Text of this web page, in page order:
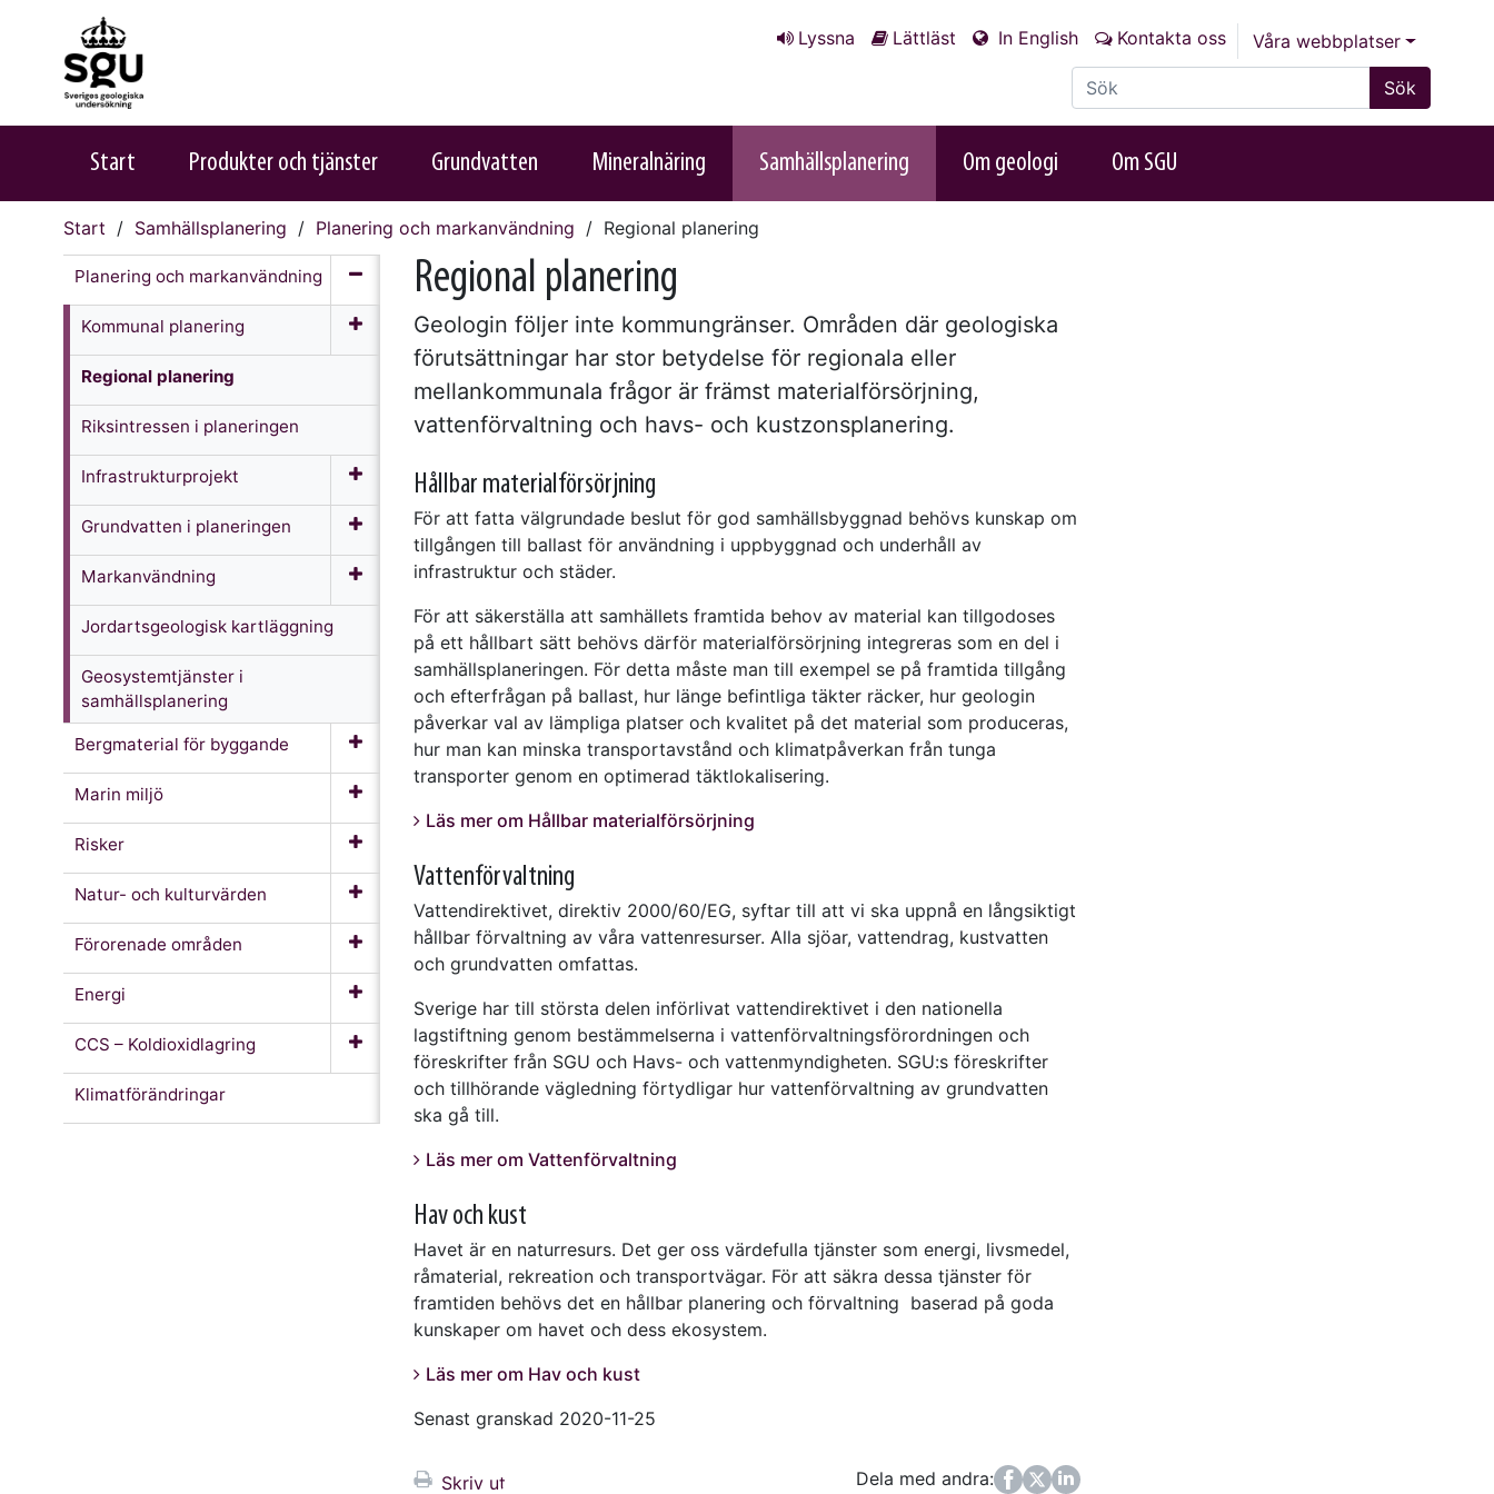
Lyssna Lättläst In English Kontakta oss
Våra webbplatser
Sök på sajten
Sök
Start Produkter och tjänster Grundvatten Mineralnäring Samhällsplanering Om geologi Om SGU
Start Samhällsplanering Planering och markanvändning Regional planering
Planering och markanvändning
Kommunal planering
Regional planering
Riksintressen i planeringen
Infrastruktur­projekt
Grundvatten i planeringen
Markanvändning
Jordarts­geologisk kartläggning
Geosystemtjänster i
samhällsplanering
Bergmaterial för byggande
Marin miljö
Risker
Natur- och kulturvärden
Förorenade områden
Energi
CCS – Koldioxidlagring
Klimatförändringar
Regional planering
Geologin följer inte kommungränser. Områden där geologiska
förutsättningar har stor betydelse för regionala eller
mellankommunala frågor är främst materialförsörjning,
vattenförvaltning och havs- och kustzonsplanering.
Hållbar materialförsörjning
För att fatta välgrundade beslut för god samhällsbyggnad behövs kunskap om
tillgången till ballast för användning i uppbyggnad och underhåll av
infrastruktur och städer.
För att säkerställa att samhällets framtida behov av material kan tillgodoses
på ett hållbart sätt behövs därför materialförsörjning integreras som en del i
samhällsplaneringen. För detta måste man till exempel se på framtida tillgång
och efterfrågan på ballast, hur länge befintliga täkter räcker, hur geologin
påverkar val av lämpliga platser och kvalitet på det material som produceras,
hur man kan minska transportavstånd och klimatpåverkan från tunga
transporter genom en optimerad täktlokalisering.
Läs mer om Hållbar materialförsörjning
Vattenförvaltning
Vattendirektivet, direktiv 2000/60/EG, syftar till att vi ska uppnå en långsiktigt
hållbar förvaltning av våra vattenresurser. Alla sjöar, vattendrag, kustvatten
och grundvatten omfattas.
Sverige har till största delen införlivat vattendirektivet i den nationella
lagstiftning genom bestämmelserna i vattenförvaltningsförordningen och
föreskrifter från SGU och Havs- och vattenmyndigheten. SGU:s föreskrifter
och tillhörande vägledning förtydligar hur vattenförvaltning av grundvatten
ska gå till.
Läs mer om Vattenförvaltning
Hav och kust
Havet är en naturresurs. Det ger oss värdefulla tjänster som energi, livsmedel,
råmaterial, rekreation och transportvägar. För att säkra dessa tjänster för
framtiden behövs det en hållbar planering och förvaltning baserad på goda
kunskaper om havet och dess ekosystem.
Läs mer om Hav och kust
Senast granskad 2020-11-25
Skriv ut Dela med andra:
FacebookTwitter
LinkedIn